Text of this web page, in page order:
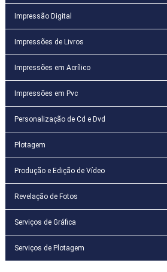
Impressão Digital
Impressões de Livros
Impressões em Acrílico
Impressões em Pvc
Personalização de Cd e Dvd
Plotagem
Produção e Edição de Vídeo
Revelação de Fotos
Serviços de Gráfica
Serviços de Plotagem